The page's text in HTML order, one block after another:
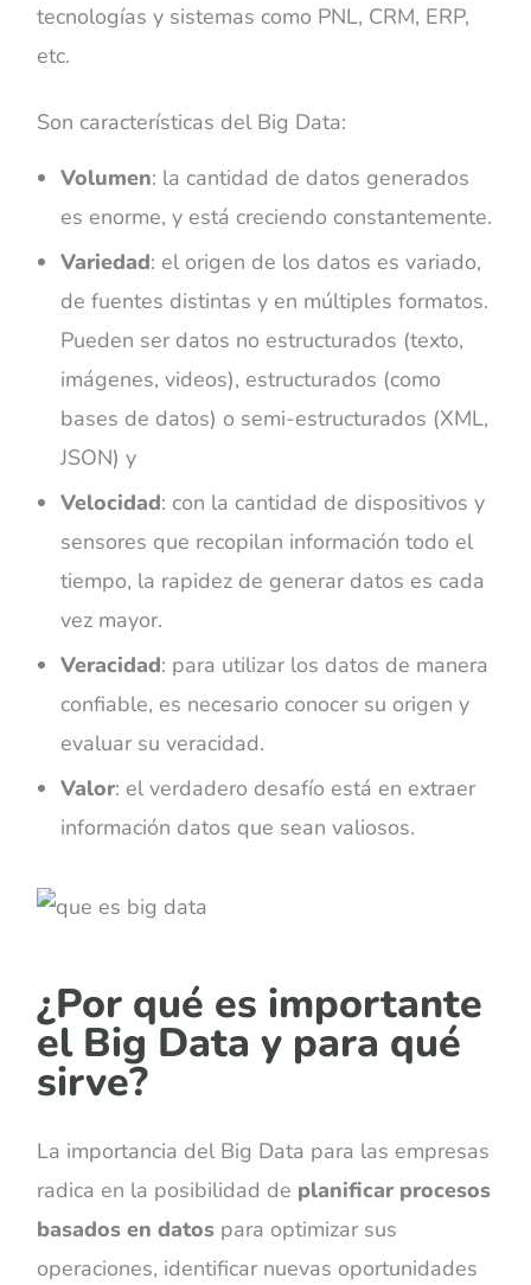
tecnologías y sistemas como PNL, CRM, ERP,
etc.
Son características del Big Data:
Volumen: la cantidad de datos generados
es enorme, y está creciendo constantemente.
Variedad: el origen de los datos es variado,
de fuentes distintas y en múltiples formatos.
Pueden ser datos no estructurados (texto,
imágenes, videos), estructurados (como
bases de datos) o semi-estructurados (XML,
JSON) y
Velocidad: con la cantidad de dispositivos y
sensores que recopilan información todo el
tiempo, la rapidez de generar datos es cada
vez mayor.
Veracidad: para utilizar los datos de manera
confiable, es necesario conocer su origen y
evaluar su veracidad.
Valor: el verdadero desafío está en extraer
información datos que sean valiosos.
¿Por qué es importante
el Big Data y para qué
sirve?
La importancia del Big Data para las empresas
radica en la posibilidad de planificar procesos
basados en datos para optimizar sus
operaciones, identificar nuevas oportunidades